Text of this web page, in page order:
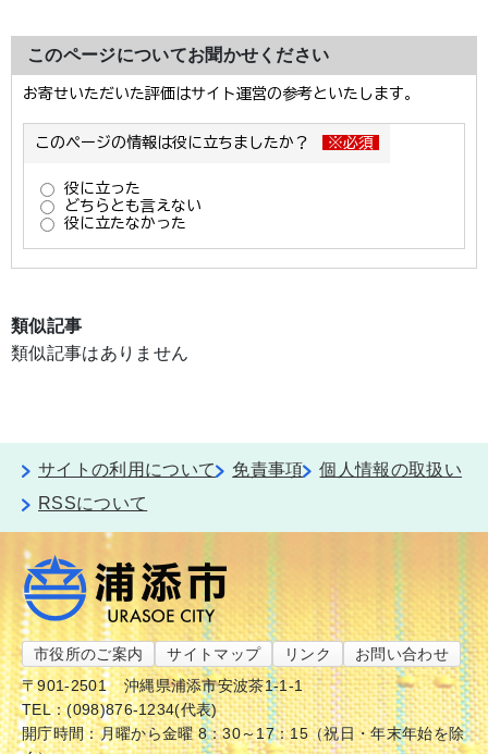
このページについてお聞かせください
類似記事
類似記事はありません
サイトの利用について 免責事項
個人情報の取扱い
RSSについて
市役所のご案内 サイトマップ リンク
お問い合わせ
〒901-2501
沖縄県浦添市安波茶1-1-1
TEL：(098)876-1234(代表)
開庁時間：月曜から金曜 8：30～17：15（祝日・年末年始を除